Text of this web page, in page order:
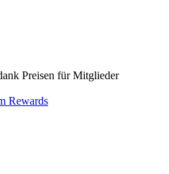
Preisen für Mitglieder
Rewards